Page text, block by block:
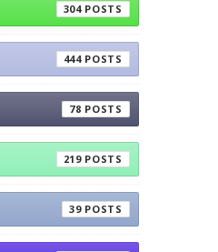
304
444
78
219
39